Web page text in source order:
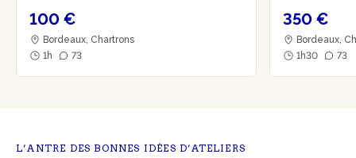
100 €
Bordeaux, Chartrons
1h
73
350 €
Bordeaux,
1h30
73
L’ANTRE DES BONNES IDÉES D’ATELIERS